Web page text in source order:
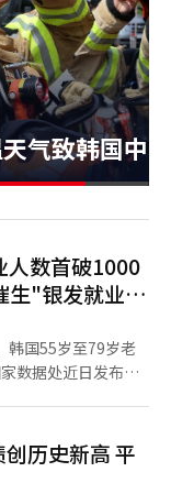
病例超去年
人数首破1000
生"银发就业
韩国55岁至79岁老
。受老年人口基数
平。 调查显
历史新高 平